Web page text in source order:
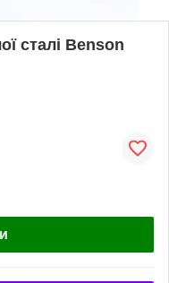
сталі Benson